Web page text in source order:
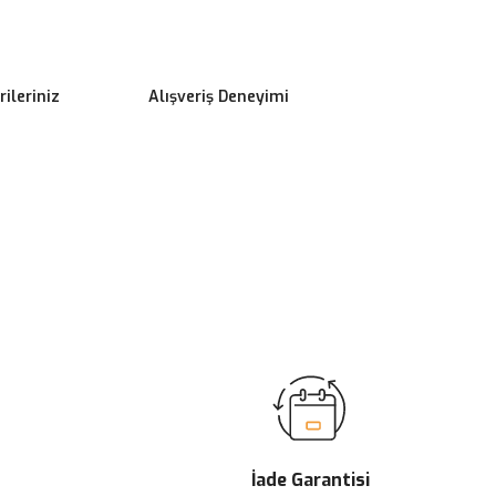
Alışveriş Deneyimi
İade Garantisi